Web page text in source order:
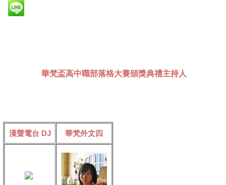
華梵盃高中職部落格大賽頒獎典禮主持人
漢聲電台 DJ 華梵外文四